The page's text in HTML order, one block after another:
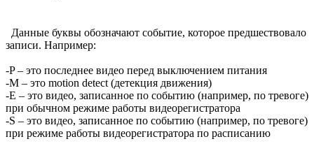
Данные буквы обозначают событие, которое предшествовало
записи. Например:
-P – это последнее видео перед выключением питания
-M – это motion detect (детекция движения)
-E – это видео, записанное по событию (например, по тревоге)
при обычном режиме работы видеорегистратора
-S – это видео, записанное по событию (например, по тревоге)
при режиме работы видеорегистратора по расписанию